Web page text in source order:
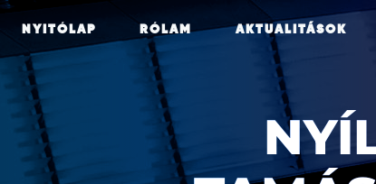
NYITÓLAP RÓLAM AKTUALITÁSOK